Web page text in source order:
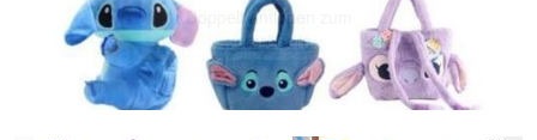
Doppelt antippen zum
vergrößern